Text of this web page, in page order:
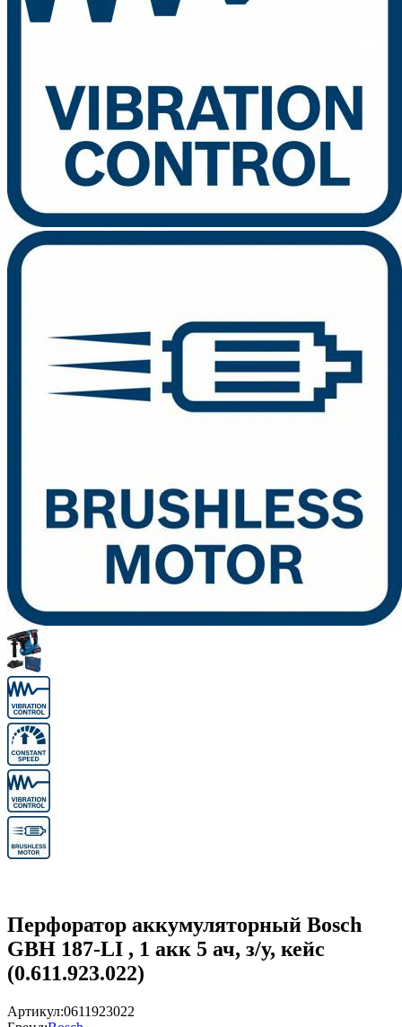
Перфоратор аккумуляторный Bosch
GBH 187-LI , 1 акк 5 ач, з/у, кейс
(0.611.923.022)
Артикул:0611923022